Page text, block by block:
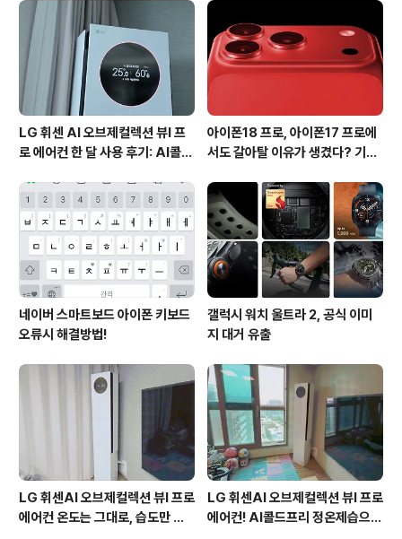
사용 후기
LG 휘센 AI 오브제컬렉션 뷰I 프
로 에어컨 한 달 사용 후기: AI콜드
아이폰18 프로, 아이폰17 프로에
서도 갈아탈 이유가 생겼다? 기대
네이버 스마트보드 아이폰 키보드
오류시 해결방법!
갤럭시 워치 울트라 2, 공식 이미
지 대거 유출
LG 휘센AI 오브제컬렉션 뷰I 프로
에어컨 온도는 그대로, 습도만 쏙
LG 휘센AI 오브제컬렉션 뷰I 프로
에어컨! AI콜드프리 정온제습으로